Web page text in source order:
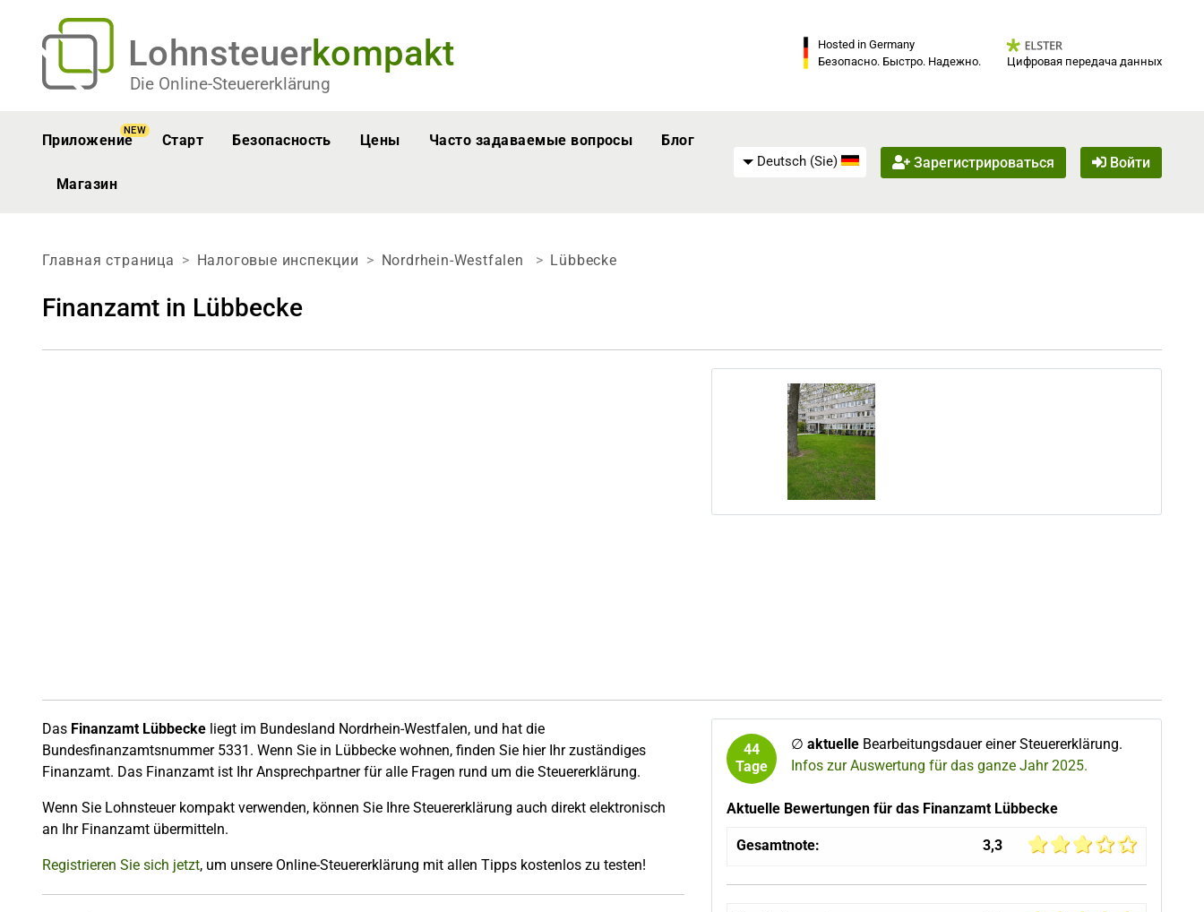
Lohnsteuerkompakt
Die Online-Steuererklärung
Hosted in Germany
Безопасно. Быстро. Надежно.
Цифровая передача данных
Приложение
NEW
Старт Безопасность Цены Часто задаваемые вопросы Блог
Магазин
Deutsch (Sie) Зарегистрироваться Войти
Главная страница Налоговые инспекции Nordrhein-Westfalen Lübbecke
Finanzamt in Lübbecke
Das Finanzamt Lübbecke liegt im Bundesland Nordrhein-Westfalen, und hat die
Bundesfinanzamtsnummer 5331. Wenn Sie in Lübbecke wohnen, finden Sie hier Ihr zuständiges
Finanzamt. Das Finanzamt ist Ihr Ansprechpartner für alle Fragen rund um die Steuererklärung.
Wenn Sie Lohnsteuer kompakt verwenden, können Sie Ihre Steuererklärung auch direkt elektronisch
an Ihr Finanzamt übermitteln.
Registrieren Sie sich jetzt, um unsere Online-Steuererklärung mit allen Tipps kostenlos zu testen!
44
Tage
∅ aktuelleBearbeitungsdauer einer Steuererklärung.
Infos zur Auswertung für das ganze Jahr 2025.
Aktuelle Bewertungen für das Finanzamt Lübbecke
Gesamtnote: 3,3